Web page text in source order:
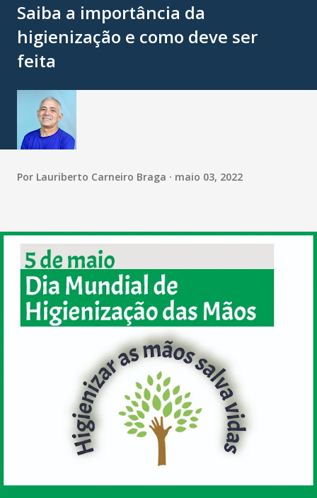
Saiba a importância da
higienização e como deve ser
feita
Por Lauriberto Carneiro Braga maio 03, 2022